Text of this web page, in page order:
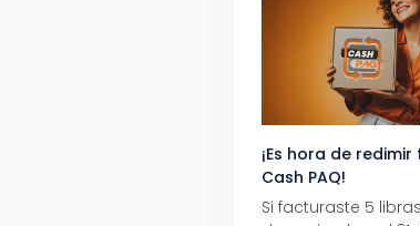
¡Es hora de
Cash PAQ!
Si facturaste 5